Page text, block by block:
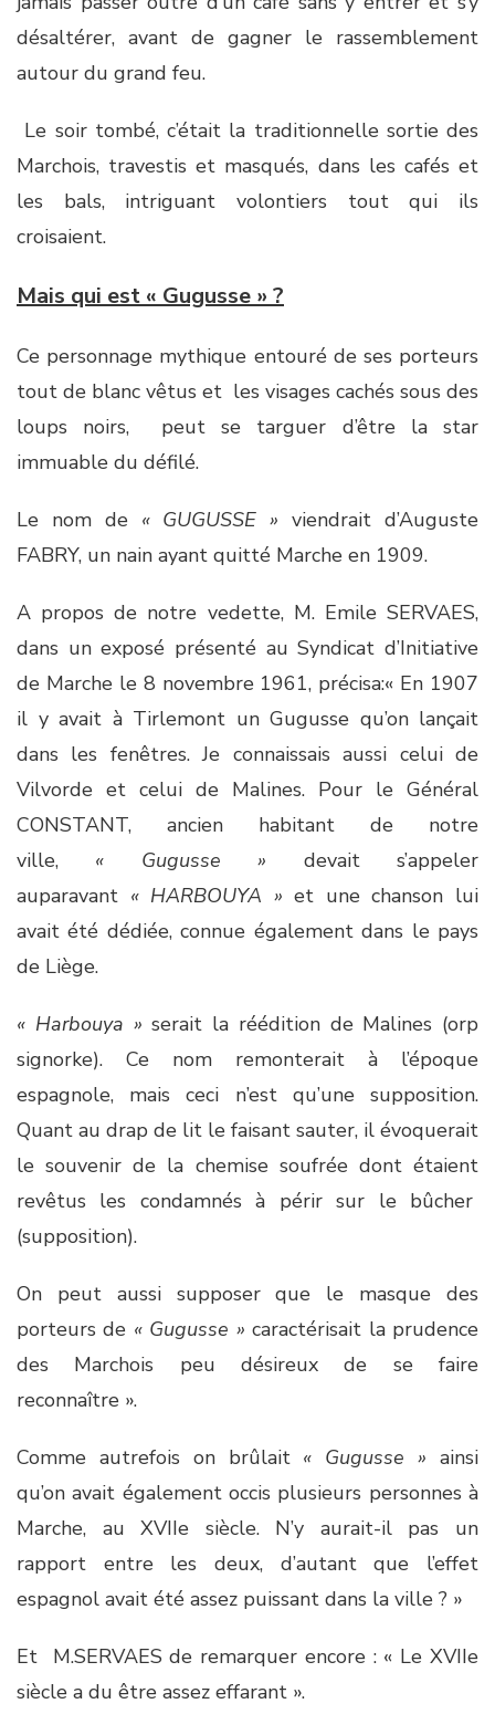
désaltérer, avant de gagner le rassemblement
autour du grand feu.
Le soir tombé, c’était la traditionnelle sortie des
Marchois, travestis et masqués, dans les cafés et
les bals, intriguant volontiers tout qui ils
croisaient.
Mais qui est « Gugusse » ?
Ce personnage mythique entouré de ses porteurs
tout de blanc vêtus et les visages cachés sous des
loups noirs, peut se targuer d’être la star
immuable du défilé.
Le nom de « GUGUSSE » viendrait d’Auguste
FABRY, un nain ayant quitté Marche en 1909.
A propos de notre vedette, M. Emile SERVAES,
dans un exposé présenté au Syndicat d’Initiative
de Marche le 8 novembre 1961, précisa:« En 1907
il y avait à Tirlemont un Gugusse qu’on lançait
dans les fenêtres. Je connaissais aussi celui de
Vilvorde et celui de Malines. Pour le Général
CONSTANT, ancien habitant de notre
ville, « Gugusse » devait s’appeler
auparavant « HARBOUYA »et une chanson lui
avait été dédiée, connue également dans le pays
de Liège.
« Harbouya » serait la réédition de Malines (orp
signorke). Ce nom remonterait à l’époque
espagnole, mais ceci n’est qu’une supposition.
Quant au drap de lit le faisant sauter, il évoquerait
le souvenir de la chemise soufrée dont étaient
revêtus les condamnés à périr sur le bûcher
(supposition).
On peut aussi supposer que le masque des
porteurs de « Gugusse »caractérisait la prudence
des Marchois peu désireux de se faire
reconnaître ».
Comme autrefois on brûlait « Gugusse » ainsi
qu’on avait également occis plusieurs personnes à
Marche, au XVIIe siècle. N’y aurait-il pas un
rapport entre les deux, d’autant que l’effet
espagnol avait été assez puissant dans la ville ? »
Et M.SERVAES de remarquer encore : « Le XVIIe
siècle a du être assez effarant ».